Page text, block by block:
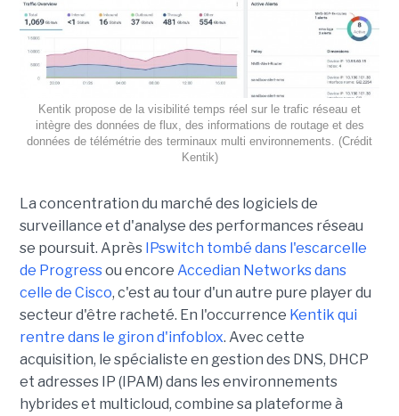
Kentik propose de la visibilité temps réel sur le trafic réseau et
intègre des données de flux, des informations de routage et des
données de télémétrie des terminaux multi environnements. (Crédit
Kentik)
La concentration du marché des logiciels de
surveillance et d'analyse des performances réseau
se poursuit. Après IPswitch tombé dans l'escarcelle
de Progressou encore Accedian Networks dans
celle de Cisco, c'est au tour d'un autre pure player du
secteur d'être racheté. En l'occurrence Kentik qui
rentre dans le giron d'infoblox. Avec cette
acquisition, le spécialiste en gestion des DNS, DHCP
et adresses IP (IPAM) dans les environnements
hybrides et multicloud, combine sa plateforme à